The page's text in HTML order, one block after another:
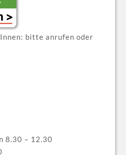
bitte anrufen oder
8.30 – 12.30